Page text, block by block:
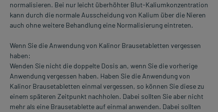
normalisieren. Bei nur leicht überhöhter Blut-Kaliumkonzentration
kann durch die normale Ausscheidung von Kalium über die Nieren
auch ohne weitere Behandlung eine Normalisierung eintreten.
Wenn Sie die Anwendung von Kalinor Brausetabletten vergessen
haben:
Wenden Sie nicht die doppelte Dosis an, wenn Sie die vorherige
Anwendung vergessen haben. Haben Sie die Anwendung von
Kalinor Brausetabletten einmal vergessen, so können Sie diese zu
einem späteren Zeitpunkt nachholen. Dabei sollten Sie aber nicht
mehr als eine Brausetablette auf einmal anwenden. Dabei sollten